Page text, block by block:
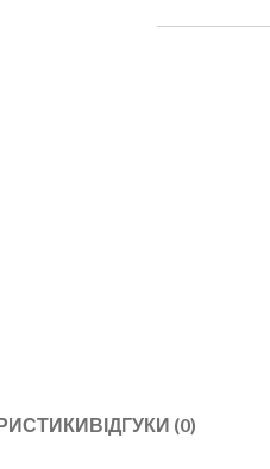
ВІДГУКИ (0)